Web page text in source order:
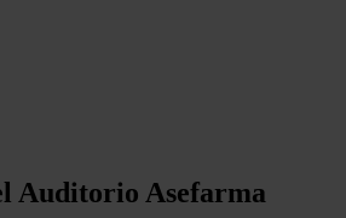
Auditorio Asefarma